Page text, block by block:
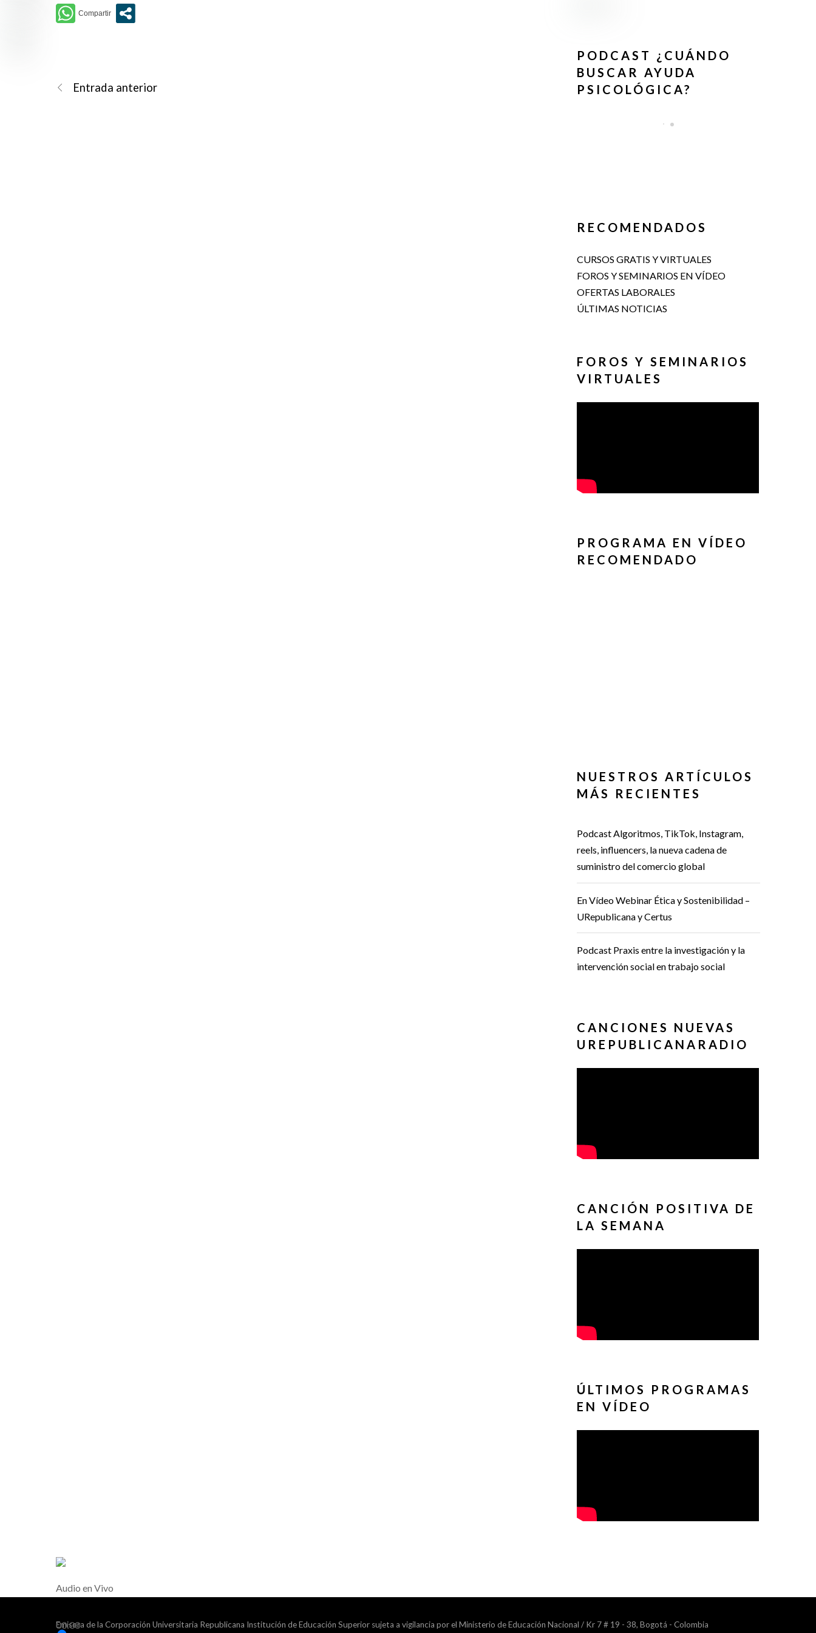
Entrada anterior
PODCAST ¿CUÁNDO
BUSCAR AYUDA
PSICOLÓGICA?
RECOMENDADOS
CURSOS GRATIS Y VIRTUALES
FOROS Y SEMINARIOS EN VÍDEO
OFERTAS LABORALES
ÚLTIMAS NOTICIAS
FOROS Y SEMINARIOS
VIRTUALES
PROGRAMA EN VÍDEO
RECOMENDADO
NUESTROS ARTÍCULOS
MÁS RECIENTES
Podcast Algoritmos, TikTok, Instagram,
reels, influencers, la nueva cadena de
suministro del comercio global
En Vídeo Webinar Ética y Sostenibilidad –
URepublicana y Certus
Podcast Praxis entre la investigación y la
intervención social en trabajo social
CANCIONES NUEVAS
UREPUBLICANARADIO
CANCIÓN POSITIVA DE
LA SEMANA
ÚLTIMOS PROGRAMAS
EN VÍDEO
Emisora de la Corporación Universitaria Republicana Institución de Educación Superior sujeta a vigilancia por el Ministerio de Educación Nacional / Kr 7 # 19 - 38, Bogotá - Colombia
Audio en Vivo
00:00